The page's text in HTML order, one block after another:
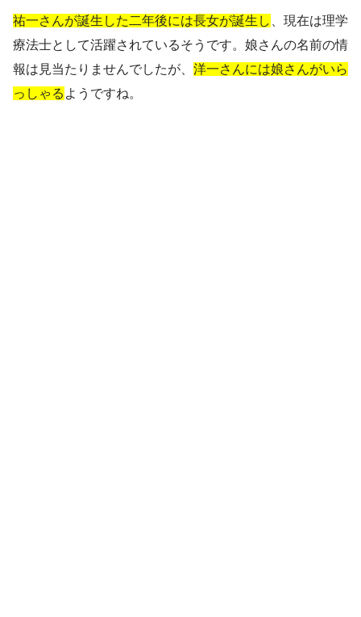
祐一さんが誕生した二年後には長女が誕生し
、現在は理学
療法士として活躍されているそうです。娘さんの名前の情
報は見当たりませんでしたが、 洋一さんには娘さんがいら
っしゃる ようですね。